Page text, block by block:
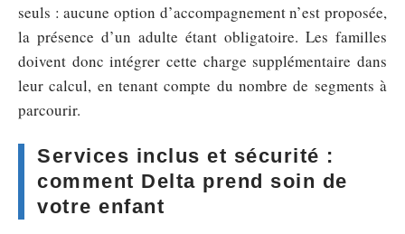
seuls : aucune option d’accompagnement n’est proposée,
la présence d’un adulte étant obligatoire. Les familles
doivent donc intégrer cette charge supplémentaire dans
leur calcul, en tenant compte du nombre de segments à
parcourir.
Services inclus et sécurité :
comment Delta prend soin de
votre enfant